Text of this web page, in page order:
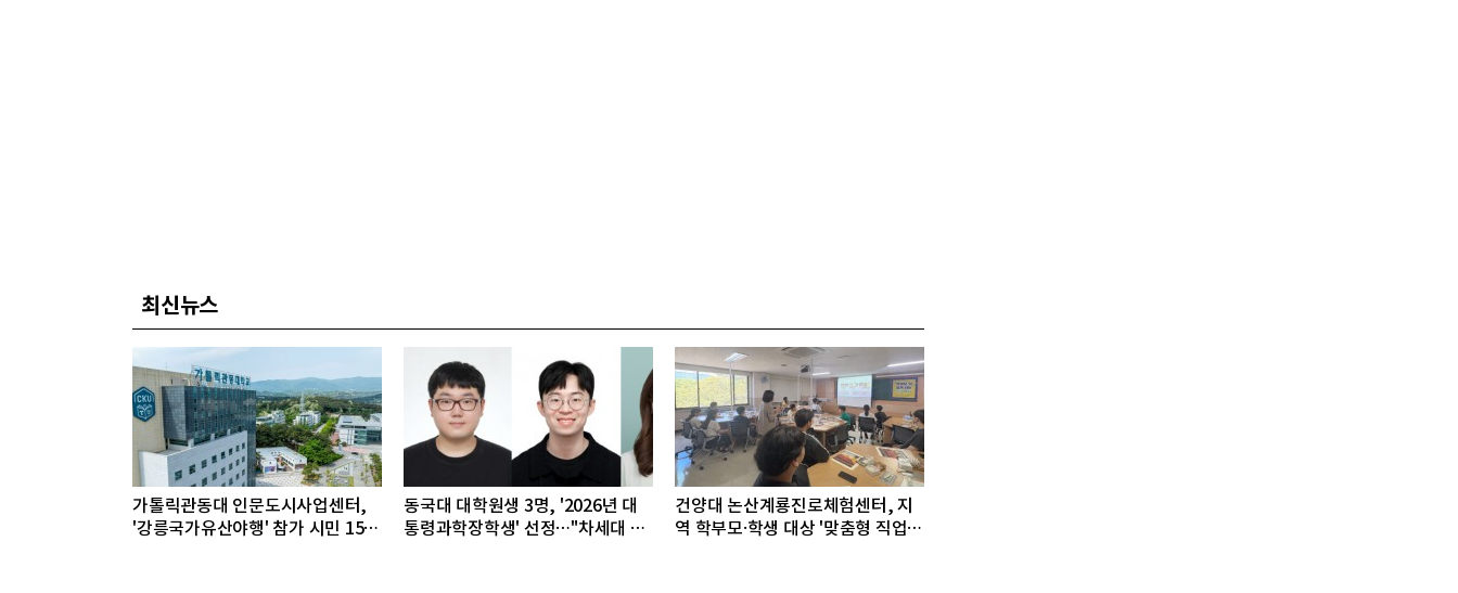
최신뉴스
가톨릭관동대 인문도시사업센터,
'강릉국가유산야행' 참가 시민 15명
동국대 대학원생 3명, '2026년 대
통령과학장학생' 선정…"차세대 연
건양대 논산계룡진로체험센터, 지
역 학부모·학생 대상 '맞춤형 직업